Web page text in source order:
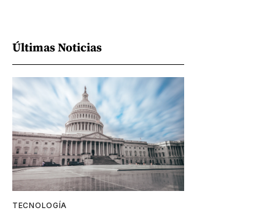
Últimas Noticias
TECNOLOGÍA